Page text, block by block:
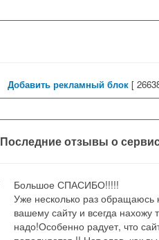
Добавить рекламный блок [
Последние отзывы о
Большое СПАСИБО!!!!!
Уже несколько раз обращаюсь
вашему сайту и всегда нахожу
надо!Особенно радует, что